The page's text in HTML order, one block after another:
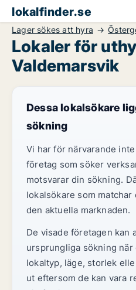
lokalfinder.se
Lager sökes att hyra
Lokaler för
Valdemarsvik
Dessa lokalsökare
sökning
Vi har för närvarande
företag som söker
motsvarar din sökning.
lokalsökare som
den aktuella marknaden.
De visade företagen kan
ursprungliga sökning
lokaltyp, läge, storlek
ut eftersom de kan vara